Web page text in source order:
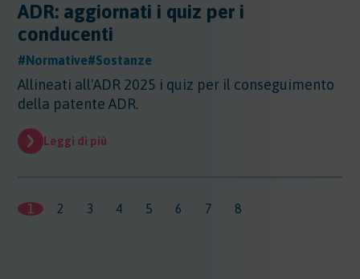
ADR: aggiornati i quiz per i
conducenti
#Normative#Sostanze
Allineati all'ADR 2025 i quiz per il conseguimento
della patente ADR.
Leggi di più
1 2 3 4 5 6 7 8